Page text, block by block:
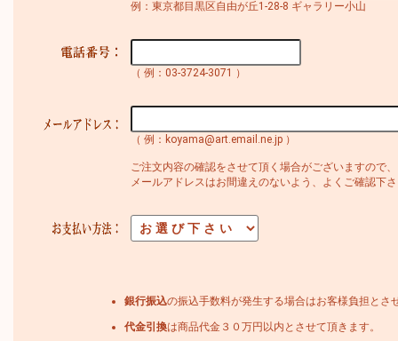
例：東京都目黒区自由が丘1-28-8 ギャラリー小山
（ 例：03-3724-3071 ）
（ 例：koyama@art.email.ne.jp ）
ご注文内容の確認をさせて頂く場合がございますので、
メールアドレスはお間違えのないよう、よくご確認下
銀行振込の振込手数料が発生する場合はお客様負担とさ
代金引換は商品代金３０万円以内とさせて頂きます。